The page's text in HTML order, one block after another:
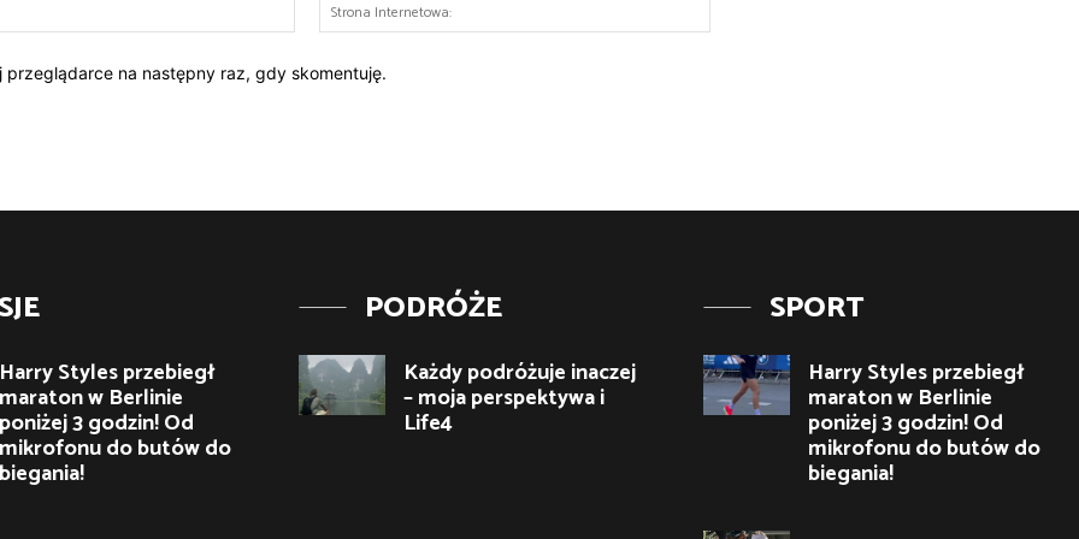
mail:*
Internetowa:
na następny raz, gdy skomentuję.
Harry Styles przebiegł
maraton w Berlinie
poniżej 3 godzin! Od
mikrofonu do butów do
biegania!
PODRÓŻE
Każdy podróżuje inaczej
– moja perspektywa i
Life4
SPORT
Harry Styles przebiegł
maraton w Berlinie
poniżej 3 godzin! Od
mikrofonu do butów do
biegania!